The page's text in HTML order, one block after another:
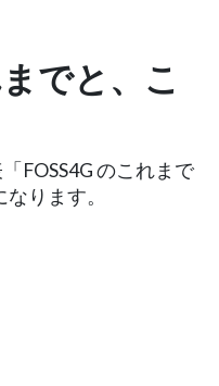
でと、こ
FOSS4G のこれまで
ります。